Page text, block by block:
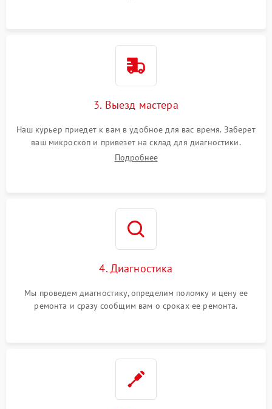
3. Выезд мастера
Наш курьер приедет к вам в удобное для вас время. Заберет
ваш микроскоп и привезет на склад для диагностики.
Подробнее
4. Диагностика
Мы проведем диагностику, определим поломку и цену ее
ремонта и сразу сообщим вам о сроках ее ремонта.